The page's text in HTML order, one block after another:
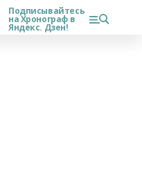
Подписывайтесь
на Хронограф в
Яндекс. Дзен!